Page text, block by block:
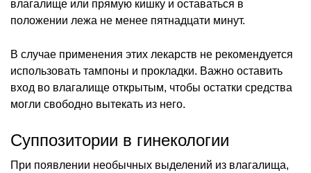
влагалище или прямую кишку и оставаться в
положении лежа не менее пятнадцати минут.
В случае применения этих лекарств не рекомендуется
использовать тампоны и прокладки. Важно оставить
вход во влагалище открытым, чтобы остатки средства
могли свободно вытекать из него.
Суппозитории в гинекологии
При появлении необычных выделений из влагалища,